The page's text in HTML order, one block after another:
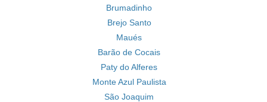
Brumadinho
Brejo Santo
Maués
Barão de Cocais
Paty do Alferes
Monte Azul Paulista
São Joaquim